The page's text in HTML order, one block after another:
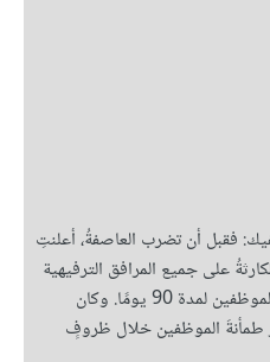
فقبل أن تضرب العاصفةُ، أعلنتِ
على جميع المرافق الترفيهية
للشركة، فستُدفَع رواتب الموظفين لمدة 90 يومًا. وكان
طمأنةَ الموظفين خلال ظروفٍ